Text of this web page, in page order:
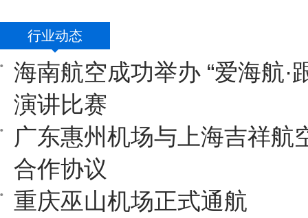
行业动态
海南航空成功举办 “爱海航·
演讲比赛
广东惠州机场与上海吉祥航
合作协议
重庆巫山机场正式通航
导